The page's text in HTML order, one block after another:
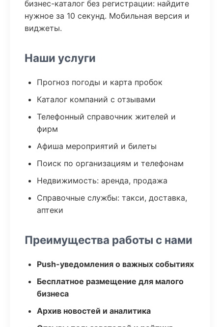
бизнес-каталог без регистрации: найдите
нужное за 10 секунд. Мобильная версия и
виджеты.
Наши услуги
Прогноз погоды и карта пробок
Каталог компаний с отзывами
Телефонный справочник жителей и
фирм
Афиша мероприятий и билеты
Поиск по организациям и телефонам
Недвижимость: аренда, продажа
Справочные службы: такси, доставка,
аптеки
Преимущества работы с нами
Push-уведомления о важных событиях
Бесплатное размещение для малого
бизнеса
Архив новостей и аналитика